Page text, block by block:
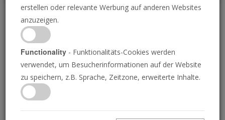
Nachrichtenüberblick 9.
Mai 2025
09.05.2025 • 3 Sekunden
China, Japan, Südkorea und der Verband
Südostasiatischer Nationen (ASEAN) riefen am
erstellen oder relevante Werbung auf anderen Websites
anzuzeigen.
Functionality - Funktionalitäts-Cookies werden
verwendet, um Besucherinformationen auf der Website
zu speichern, z.B. Sprache, Zeitzone, erweiterte Inhalte.